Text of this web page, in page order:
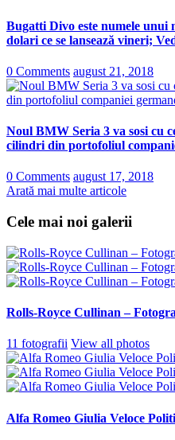
Bugatti Divo este numele unui
dolari ce se lansează vineri;
0 Comments august 21, 2018
Noul BMW Seria 3 va sosi cu
cilindri din portofoliul
0 Comments august 17, 2018
Arată mai multe articole
Cele mai noi galerii
Rolls-Royce Cullinan –
11 fotografii View all photos
Alfa Romeo Giulia Veloce